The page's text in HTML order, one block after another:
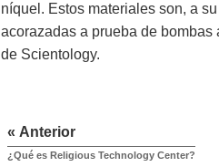
níquel. Estos materiales son, a
acorazadas a prueba de
de Scientology.
« Anterior
¿Qué es Religious Technology Center?